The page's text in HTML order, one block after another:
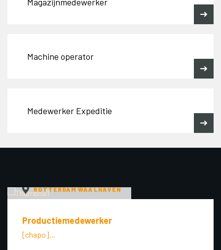
Machine operator
Medewerker Expeditie
ROTTERDAM WAALHAVEN
Productiemedewerker
[chapo]...